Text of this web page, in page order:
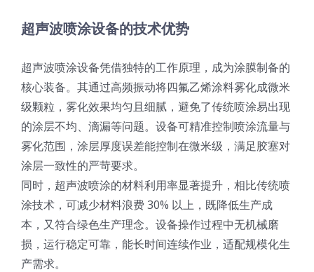
光伏技术科普
锂电技术科普
半导体技术科普
医疗器械技术科普
粉体行业技术科普
超声波喷涂原理
联系我们
关于我们
中文
中文
ENGLISH
超声波喷涂设备的技术优势
超声波喷涂设备凭借独特的工作原理，成为涂膜制备的
核心装备。其通过高频振动将四氟乙烯涂料雾化成微米
级颗粒，雾化效果均匀且细腻，避免了传统喷涂易出现
的涂层不均、滴漏等问题。设备可精准控制喷涂流量与
雾化范围，涂层厚度误差能控制在微米级，满足胶塞对
涂层一致性的严苛要求。
同时，超声波喷涂的材料利用率显著提升，相比传统喷
涂技术，可减少材料浪费 30% 以上，既降低生产成
本，又符合绿色生产理念。设备操作过程中无机械磨
损，运行稳定可靠，能长时间连续作业，适配规模化生
产需求。